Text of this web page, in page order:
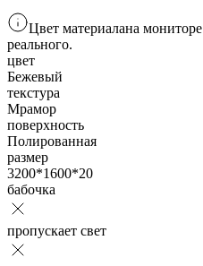
Цвет материалана мониторе
реального.
цвет
Бежевый
текстура
Мрамор
поверхность
Полированная
размер
3200*1600*20
бабочка
пропускает свет